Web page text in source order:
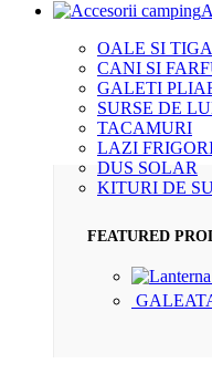
OALE SI
CANI SI
GALETI
SURSE DE
TACAMURI
LAZI
DUS SOLAR
KITURI DE
FEATURED